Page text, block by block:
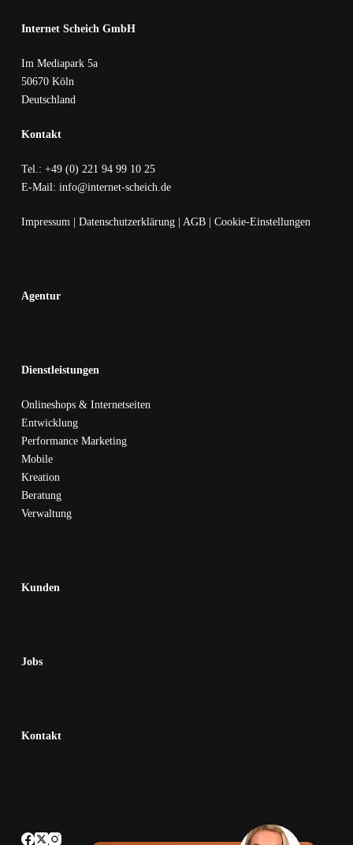
Internet Scheich GmbH
Im Mediapark 5a
50670 Köln
Deutschland
Kontakt
Tel.: +49 (0) 221 94 99 10 25
E-Mail: info@internet-scheich.de
Impressum| Datenschutzerklärung| AGB| Cookie-Einstellungen
Agentur
Dienstleistungen
Onlineshops & Internetseiten
Entwicklung
Performance Marketing
Mobile
Kreation
Beratung
Verwaltung
Kunden
Jobs
Kontakt